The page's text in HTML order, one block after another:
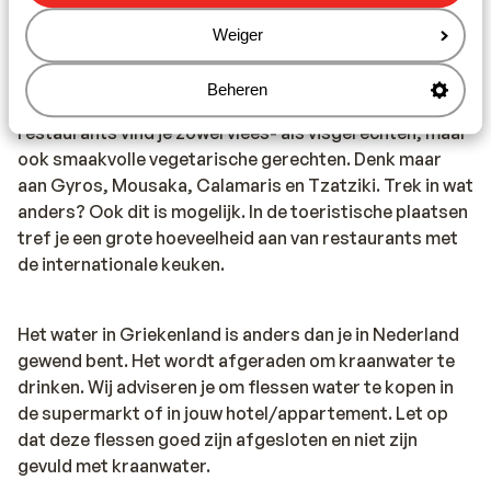
Weiger
Beheren
Eten & drinken:
Houd je van lekker eten? In Griekenland ben je aan het
juiste adres. De Griekse keuken is divers. In de Griekse
restaurants vind je zowel vlees- als visgerechten, maar
ook smaakvolle vegetarische gerechten. Denk maar
aan Gyros, Mousaka, Calamaris en Tzatziki. Trek in wat
anders? Ook dit is mogelijk. In de toeristische plaatsen
tref je een grote hoeveelheid aan van restaurants met
de internationale keuken.
Het water in Griekenland is anders dan je in Nederland
gewend bent. Het wordt afgeraden om kraanwater te
drinken. Wij adviseren je om flessen water te kopen in
de supermarkt of in jouw hotel/appartement. Let op
dat deze flessen goed zijn afgesloten en niet zijn
gevuld met kraanwater.